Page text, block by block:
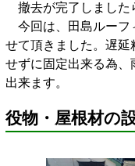
撤去が完了しました
今回は、田島ルーフ
せて頂きました。遅延
せずに固定出来る為
出来ます。
役物・屋根材の